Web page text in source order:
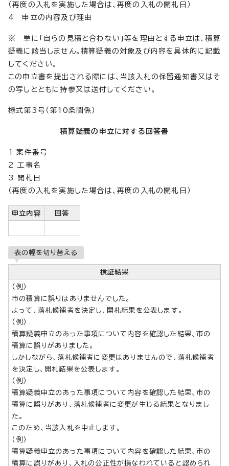
（再度の入札を実施した場合は、再度の入札の開札日）
4 申立の内容及び理由
※ 単に「自らの見積と合わない」等を理由とする申立は、積算
疑義に該当しません。積算疑義の対象及び内容を具体的に記載
してください。
この申立書を提出される際には、当該入札の保留通知書又はそ
の写しとともに持参又は送付してください。
様式第3号（第10条関係）
積算疑義の申立に対する回答書
1 案件番号
2 工事名
3 開札日
（再度の入札を実施した場合は、再度の入札の開札日）
申立内容 回答
表の幅を切り替える
検証結果
（例）
市の積算に誤りはありませんでした。
よって、落札候補者を決定し、開札結果を公表します。
（例）
積算疑義申立のあった事項について内容を確認した結果、市の
積算に誤りがありました。
しかしながら、落札候補者に変更はありませんので、落札候補者
を決定し、開札結果を公表します。
（例）
積算疑義申立のあった事項について内容を確認した結果、市の
積算に誤りがあり、落札候補者に変更が生じる結果となりまし
た。
このため、当該入札を中止します。
（例）
積算疑義申立のあった事項について内容を確認した結果、市の
積算に誤りがあり、入札の公正性が損なわれていると認められ